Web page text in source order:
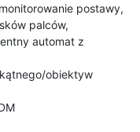
postawy,
palców,
automat z
obiektyw